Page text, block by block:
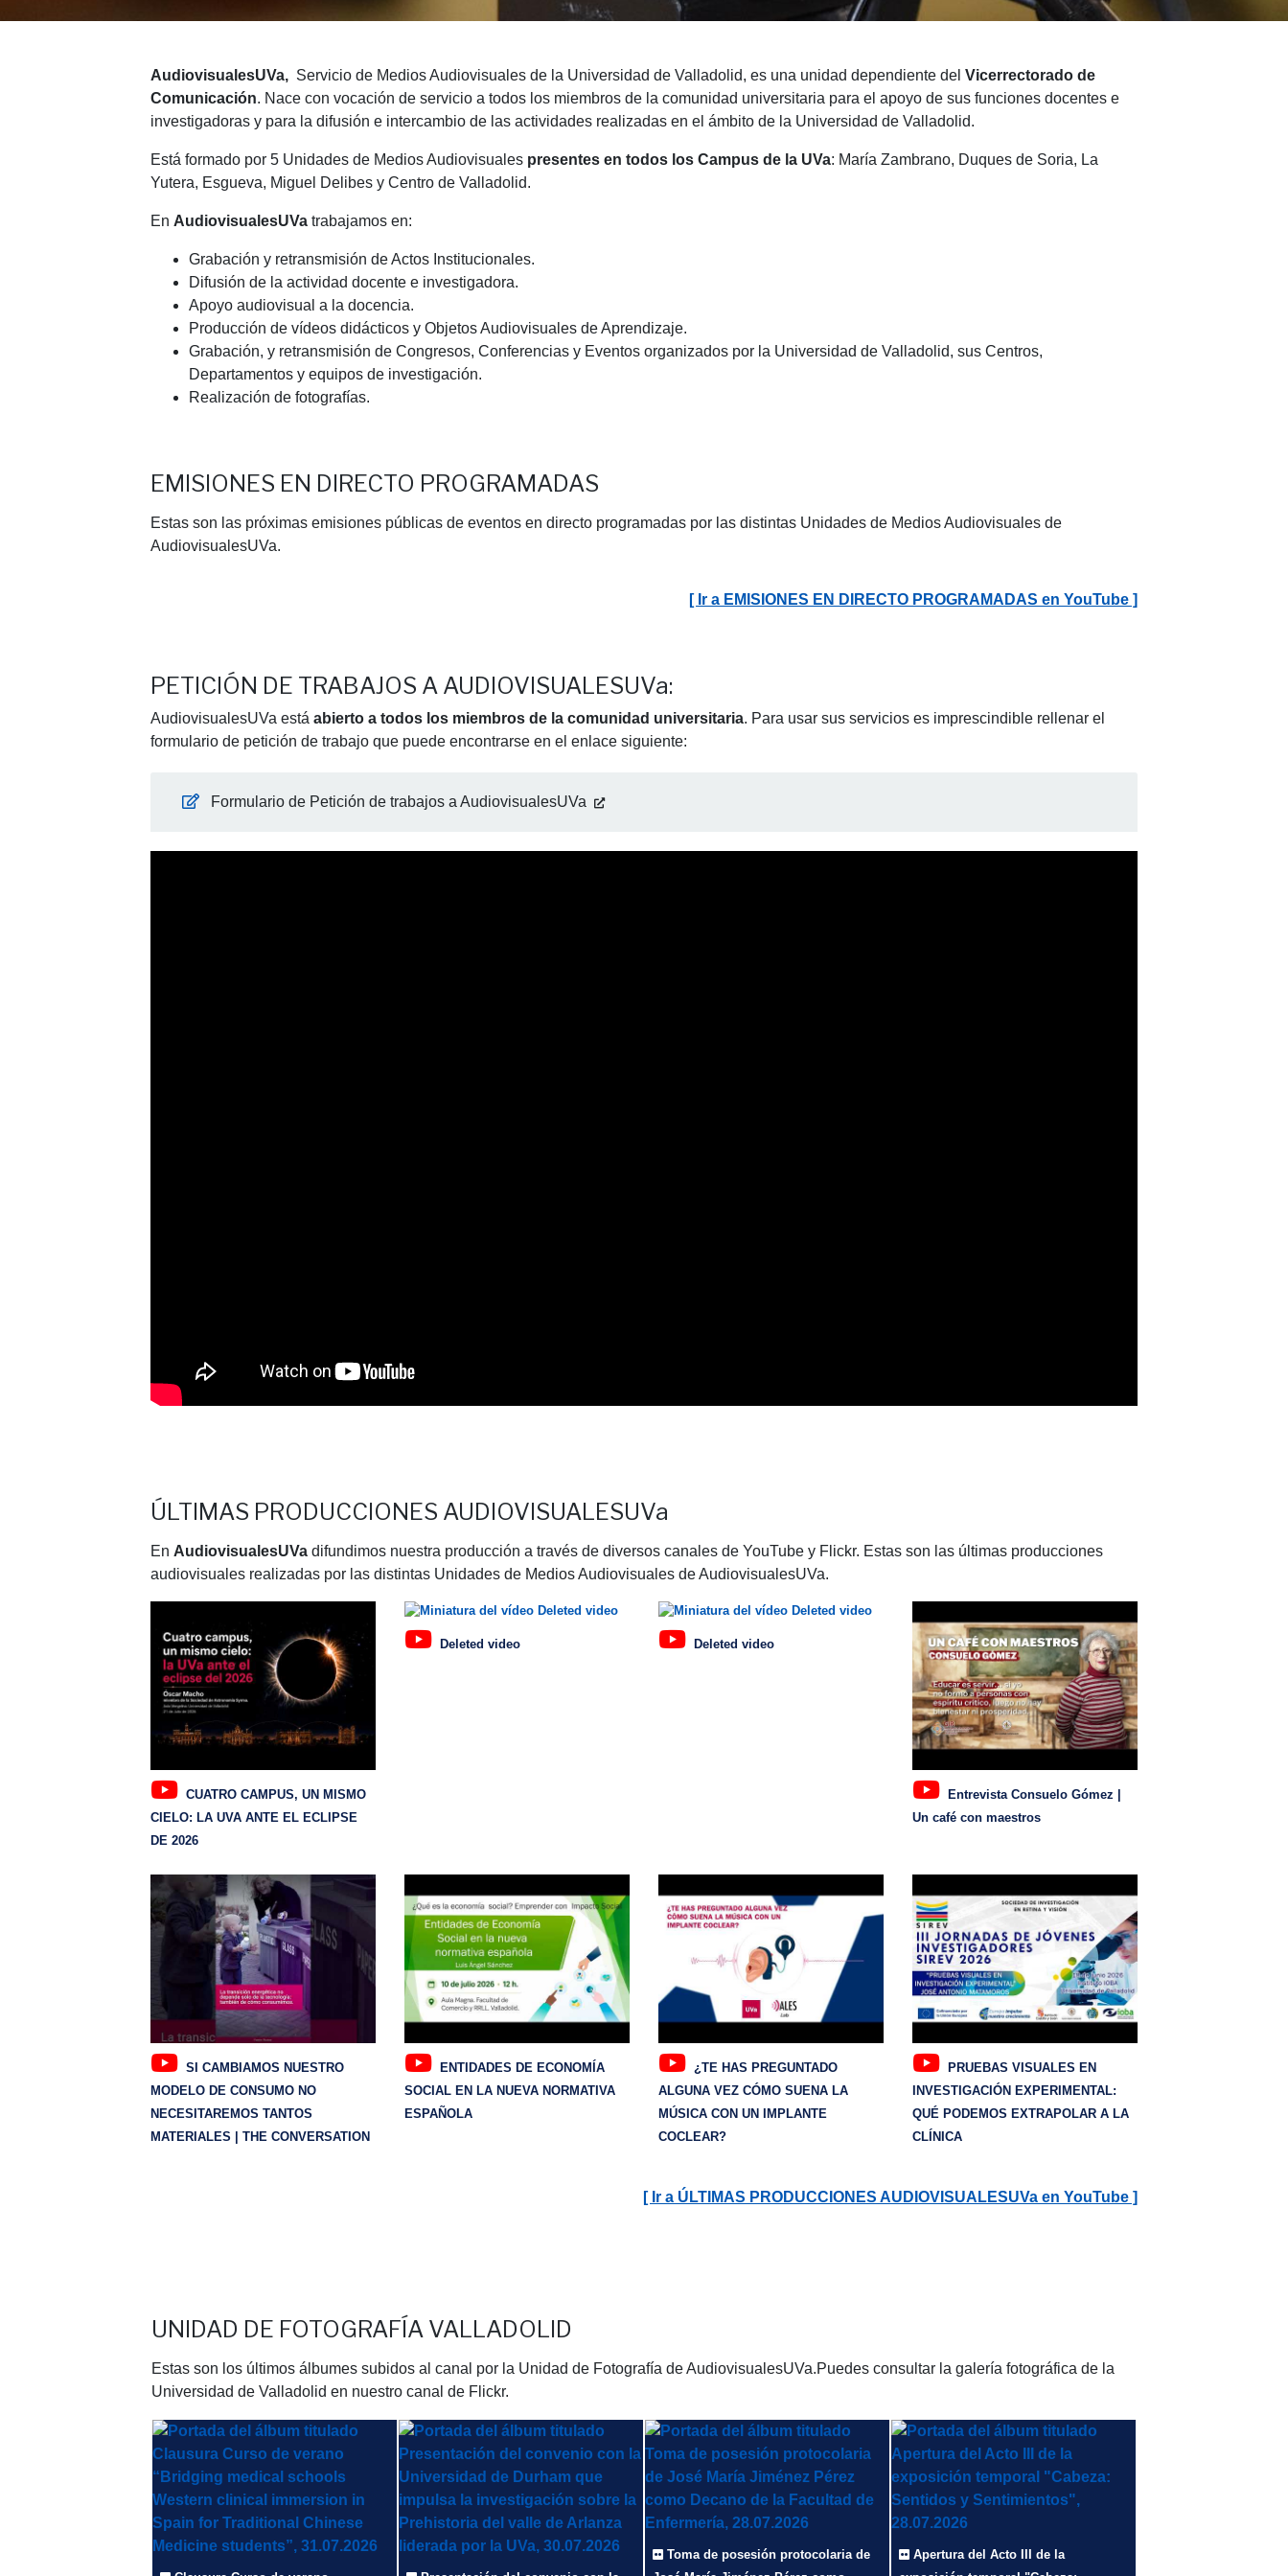
AudiovisualesUVa, Servicio de Medios Audiovisuales de la Universidad de Valladolid, es una unidad dependiente del Vicerrectorado de
Comunicación. Nace con vocación de servicio a todos los miembros de la comunidad universitaria para el apoyo de sus funciones docentes e
investigadoras y para la difusión e intercambio de las actividades realizadas en el ámbito de la Universidad de Valladolid.
Está formado por 5 Unidades de Medios Audiovisuales presentes en todos los Campus de la UVa: María Zambrano, Duques de Soria, La
Yutera, Esgueva, Miguel Delibes y Centro de Valladolid.
En AudiovisualesUVa trabajamos en:
Grabación y retransmisión de Actos Institucionales.
Difusión de la actividad docente e investigadora.
Apoyo audiovisual a la docencia.
Producción de vídeos didácticos y Objetos Audiovisuales de Aprendizaje.
Grabación, y retransmisión de Congresos, Conferencias y Eventos organizados por la Universidad de Valladolid, sus Centros,
Departamentos y equipos de investigación.
Realización de fotografías.
EMISIONES EN DIRECTO PROGRAMADAS
Estas son las próximas emisiones públicas de eventos en directo programadas por las distintas Unidades de Medios Audiovisuales de
AudiovisualesUVa.
[ Ir a EMISIONES EN DIRECTO PROGRAMADAS en YouTube ]
PETICIÓN DE TRABAJOS A AUDIOVISUALESUVa:
AudiovisualesUVa está abierto a todos los miembros de la comunidad universitaria. Para usar sus servicios es imprescindible rellenar el
formulario de petición de trabajo que puede encontrarse en el enlace siguiente:
Formulario de Petición de trabajos a AudiovisualesUVa
ÚLTIMAS PRODUCCIONES AUDIOVISUALESUVa
En AudiovisualesUVa difundimos nuestra producción a través de diversos canales de YouTube y Flickr. Estas son las últimas producciones
audiovisuales realizadas por las distintas Unidades de Medios Audiovisuales de AudiovisualesUVa.
CUATRO CAMPUS, UN MISMO
CIELO: LA UVA ANTE EL ECLIPSE
DE 2026
Deleted video Deleted video
Entrevista Consuelo Gómez |
Un café con maestros
SI CAMBIAMOS NUESTRO
MODELO DE CONSUMO NO
NECESITAREMOS TANTOS
MATERIALES | THE CONVERSATION
ENTIDADES DE ECONOMÍA
SOCIAL EN LA NUEVA NORMATIVA
ESPAÑOLA
¿TE HAS PREGUNTADO
ALGUNA VEZ CÓMO SUENA LA
MÚSICA CON UN IMPLANTE
COCLEAR?
PRUEBAS VISUALES EN
INVESTIGACIÓN EXPERIMENTAL:
QUÉ PODEMOS EXTRAPOLAR A LA
CLÍNICA
[ Ir a ÚLTIMAS PRODUCCIONES AUDIOVISUALESUVa en YouTube ]
UNIDAD DE FOTOGRAFÍA VALLADOLID
Estas son los últimos álbumes subidos al canal por la Unidad de Fotografía de AudiovisualesUVa.Puedes consultar la galería fotográfica de la
Universidad de Valladolid en nuestro canal de Flickr.
Toma de posesión protocolaria de
Apertura del Acto III de la